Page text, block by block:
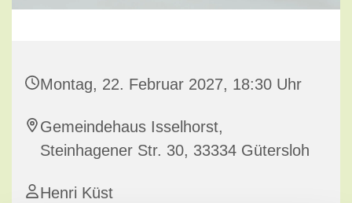
Montag, 22. Februar 2027, 18:30 Uhr
Gemeindehaus Isselhorst,
Steinhagener Str. 30, 33334 Gütersloh
Henri Küst